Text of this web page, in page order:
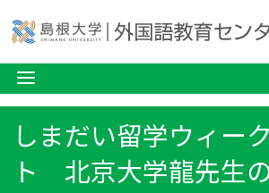
しまだい留学ウィー
ト 北京大学龍先生